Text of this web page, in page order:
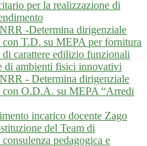
per la realizzazione di
-Determina dirigenziale
T.D. su MEPA per fornitura
carattere edilizio funzionali
di ambienti fisici innovativi
- Determina dirigenziale
con O.D.A. su MEPA “Arredi
incarico docente Zago
del Team di
pedagogica e